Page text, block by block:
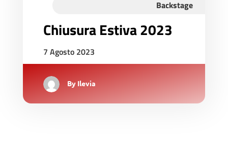
Backstage
Chiusura Estiva 2023
7 Agosto 2023
By Ilevia